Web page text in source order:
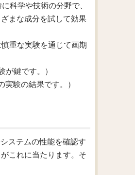
科学や技術の分野で、
まな成分を試して効果
重な実験を通じて画期
鍵です。）
験の結果です。）
ステムの性能を確認す
これに当たります。そ